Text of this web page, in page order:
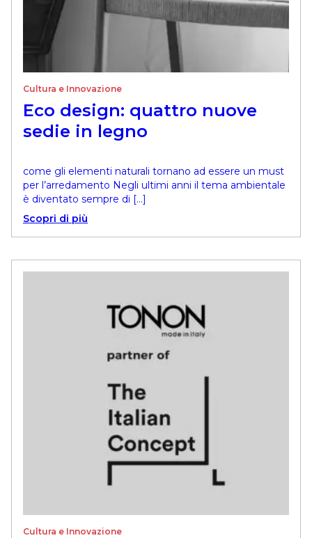
Cultura e Innovazione
Eco design: quattro nuove
sedie in legno
come gli elementi naturali tornano ad essere un must
per l’arredamento Negli ultimi anni il tema ambientale
è diventato sempre di […]
Scopri di più
Cultura e Innovazione